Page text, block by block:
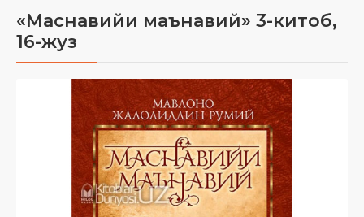
«Маснавийи маънавий» 3-китоб,
16-жуз